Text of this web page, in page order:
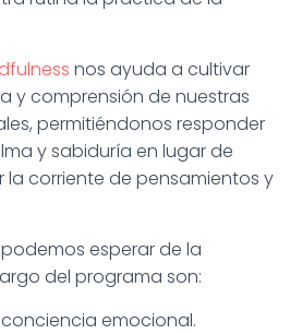
nos ayuda a cultivar
y comprensión de nuestras
permitiéndonos responder
y sabiduría en lugar de
la corriente de pensamientos y
esperar de la
del programa son:
emocional.